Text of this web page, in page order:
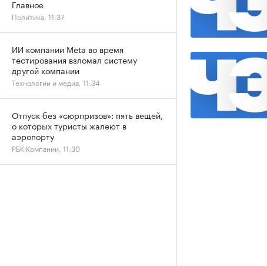
Главное
Политика, 11:37
ИИ компании Meta во время
тестирования взломал систему
другой компании
Технологии и медиа, 11:34
Отпуск без «сюрпризов»: пять вещей,
о которых туристы жалеют в
аэропорту
РБК Компании, 11:30